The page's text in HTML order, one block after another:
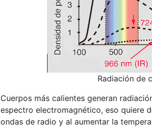
Radiación de
Cuerpos más calientes generan
espectro electromagnético, eso quiere
ondas de radio y al aumentar la